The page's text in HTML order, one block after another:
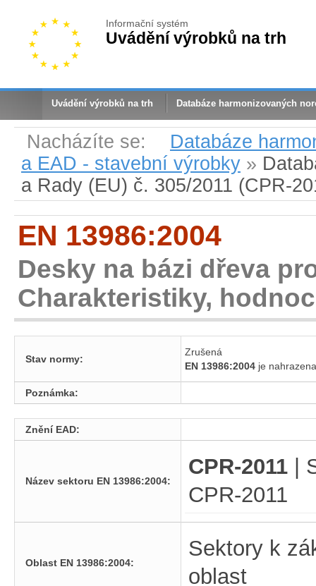
Informační systém
Uvádění výrobků na trh
Uvádění výrobků na trh Databáze harmonizovaných
Nacházíte se:
Databáze
a EAD - stavební výrobky »
a Rady (EU) č. 305/2011 (CPR-
EN 13986:2004
Desky na bázi dřeva
Charakteristiky,
Stav normy:
Zrušená
EN 13986:2004 je
Poznámka:
Znění EAD:
Název sektoru EN 13986:2004:
CPR-2011 |
CPR-2011
Oblast EN 13986:2004:
Sektory k
oblast